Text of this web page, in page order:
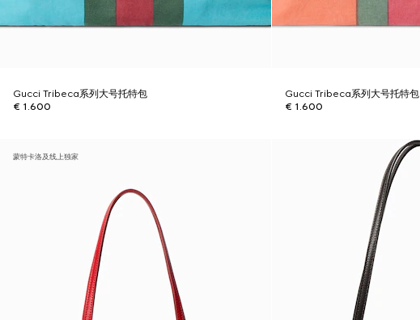
Gucci Tribeca系列大号托特包
€ 1.600
Gucci Tribeca系列大号托特包
€ 1.600
蒙特卡洛及线上独家